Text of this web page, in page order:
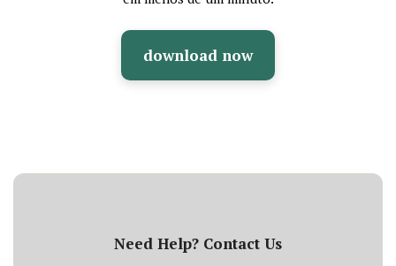
download now
Need Help? Contact Us